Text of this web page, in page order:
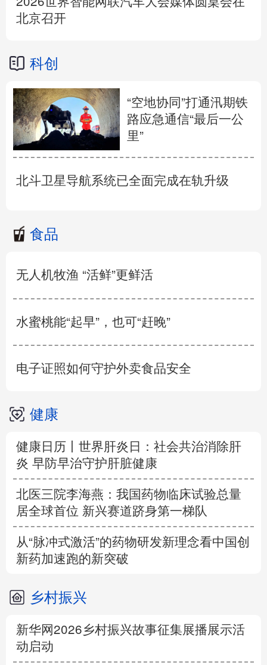
北京召开
科创
“空地协同”打通汛期铁
路应急通信“最后一公
里”
北斗卫星导航系统已全面完成在轨升级
食品
无人机牧渔 “活鲜”更鲜活
水蜜桃能“起早”，也可“赶晚”
电子证照如何守护外卖食品安全
健康
健康日历丨世界肝炎日：社会共治消除肝
炎 早防早治守护肝脏健康
北医三院李海燕：我国药物临床试验总量
居全球首位 新兴赛道跻身第一梯队
从“脉冲式激活”的药物研发新理念看中国创
新药加速跑的新突破
乡村振兴
新华网2026乡村振兴故事征集展播展示活
动启动